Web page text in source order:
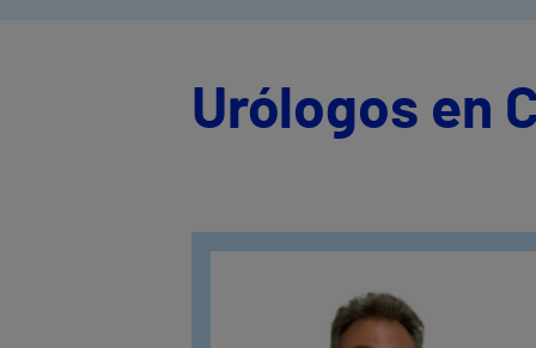
Urólogos en